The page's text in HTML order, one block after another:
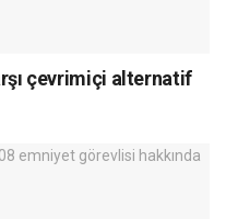
çevrimiçi alternatif